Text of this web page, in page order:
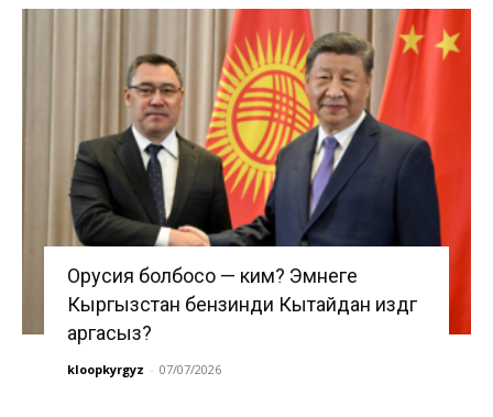
Орусия болбосо — ким? Эмнеге
Кыргызстан бензинди Кытайдан издөөгө
аргасыз?
kloopkyrgyz - 07/07/2026